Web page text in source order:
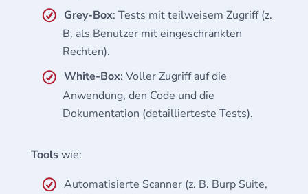
Grey-Box: Tests mit teilweisem Zugriff (z.
B. als Benutzer mit eingeschränkten
Rechten).
White-Box: Voller Zugriff auf die
Anwendung, den Code und die
Dokumentation (detaillierteste Tests).
Toolswie:
Automatisierte Scanner (z. B. Burp Suite,